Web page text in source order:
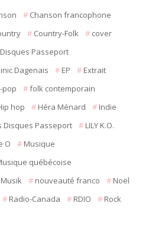
Chanson francophone
Country-Folk
cover
Disques Passeport
Dagenais EP
Extrait
pop
folk contemporain
hop Héra Ménard
Indie
Disques Passeport
LILY K.O.
O
Musique
québécoise
nouveauté franco
Noël
Radio-Canada RDIO
Rock